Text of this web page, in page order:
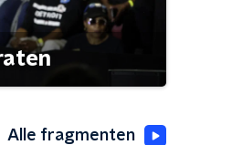
Alle fragmenten